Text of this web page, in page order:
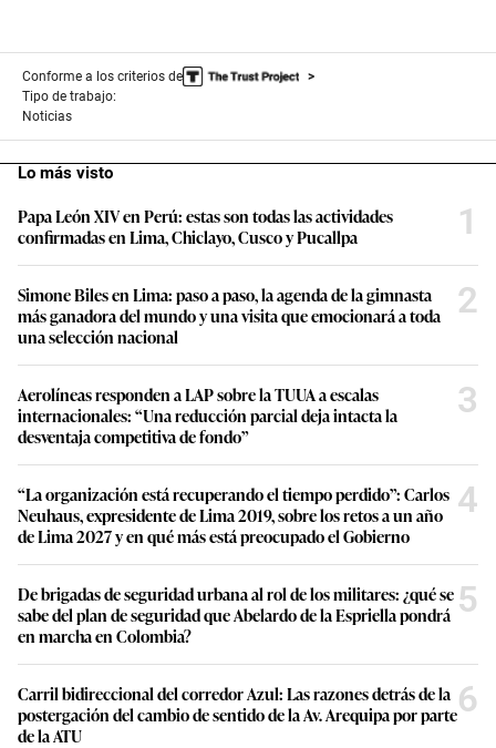
Conforme a los criterios de
Tipo de trabajo:
Noticias
Lo más visto
Papa León XIV en Perú: estas son todas las actividades
confirmadas en Lima, Chiclayo, Cusco y Pucallpa
1
Simone Biles en Lima: paso a paso, la agenda de la gimnasta
más ganadora del mundo y una visita que emocionará a toda
una selección nacional
2
Aerolíneas responden a LAP sobre la TUUA a escalas
internacionales: “Una reducción parcial deja intacta la
desventaja competitiva de fondo”
3
“La organización está recuperando el tiempo perdido”: Carlos
Neuhaus, expresidente de Lima 2019, sobre los retos a un año
de Lima 2027 y en qué más está preocupado el Gobierno
4
De brigadas de seguridad urbana al rol de los militares: ¿qué se
sabe del plan de seguridad que Abelardo de la Espriella pondrá
en marcha en Colombia?
5
Carril bidireccional del corredor Azul: Las razones detrás de la
postergación del cambio de sentido de la Av. Arequipa por parte
de la ATU
6